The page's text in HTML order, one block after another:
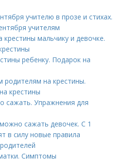
учителю в прозе и стихах.
учителям
мальчику и девочке.
ребенку. Подарок на
родителям на крестины.
крестины
сажать. Упражнения для
сажать девочек. С 1
в силу новые правила
Симптомы